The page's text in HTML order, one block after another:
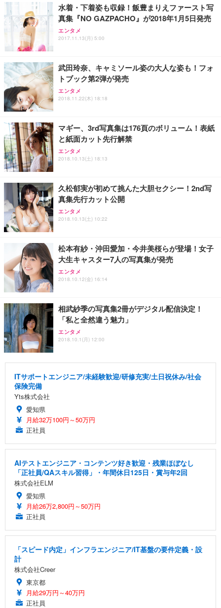
水着・下着姿も収録！飯豊まりえファースト写
真集『NO GAZPACHO』が2018年1月5日発売
エンタメ
2017.11.13(月) 5:00
武田玲奈、キャミソール姿の大人な姿も！フォ
トブック第2弾が発売
エンタメ
2018.11.22(木) 18:18
マギー、3rd写真集は176頁のボリューム！表紙
と紙面カット先行解禁
エンタメ
2018.10.13(土) 18:13
久松郁実が初めて挑んた大胆セクシー！2nd写
真集先行カット公開
エンタメ
2018.10.13(土) 10:22
松本有紗・沖田愛加・今井美桜らが登場！女子
大生キャスター7人の写真集が発売
エンタメ
2018.10.12(金) 16:14
相武紗季の写真集2冊がデジタル配信決定！
「私と全然違う魅力」
エンタメ
2018.10.1(月) 12:00
ITサポートエンジニア/未経験歓迎/研修充実/土日祝休み/社会
保険完備
Yts株式会社
愛知県
月給32万100円～50万円
正社員
AIテストエンジニア・コンテンツ好き歓迎・残業ほぼなし
「正社員/QAスキル習得」・年間休日125日・賞与年2回
株式会社ELM
愛知県
月給26万2,800円～50万円
正社員
「スピード内定」インフラエンジニア/IT基盤の要件定義・設
計
株式会社Creer
東京都
月給29万円～40万円
正社員